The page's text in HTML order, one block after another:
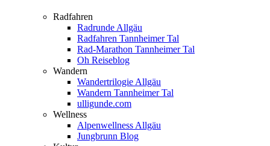
Radfahren
Radrunde Allgäu
Radfahren Tannheimer Tal
Rad-Marathon Tannheimer Tal
Oh Reiseblog
Wandern
Wandertrilogie Allgäu
Wandern Tannheimer Tal
ulligunde.com
Wellness
Alpenwellness Allgäu
Jungbrunn Blog